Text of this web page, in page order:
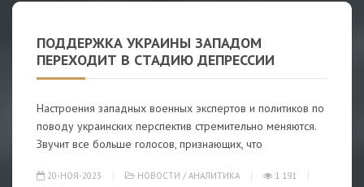
ПОДДЕРЖКА УКРАИНЫ ЗАПАДОМ
ПЕРЕХОДИТ В СТАДИЮ ДЕПРЕССИИ
Настроения западных военных экспертов и политиков по
поводу украинских перспектив стремительно меняются.
Звучит все больше голосов, признающих, что
20-НОЯ-2023 НОВОСТИ / АНАЛИТИКА
1 191